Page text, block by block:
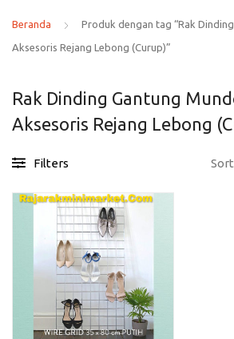
Beranda Produk dengan tag “Rak
Aksesoris Rejang Lebong (Curup)”
Rak Dinding Gantung
Aksesoris Rejang Lebong
Filters